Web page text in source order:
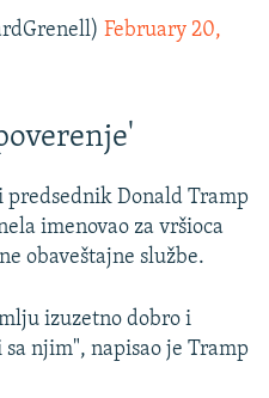
February 20,
predsednik Donald Tramp
imenovao za vršioca
obaveštajne službe.
izuzetno dobro i
njim", napisao je Tramp